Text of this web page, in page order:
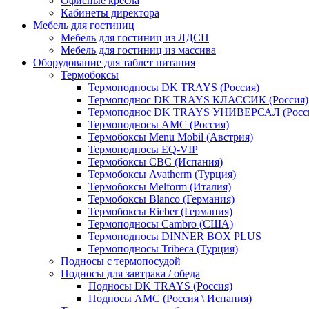
Кабинеты директора
Мебель для гостиниц
Мебель для гостиниц из ЛДСП
Мебель для гостиниц из массива
Оборудование для таблет питания
Термобоксы
Термоподносы DK TRAYS (Россия)
Термоподнос DK TRAYS КЛАССИК (Россия)
Термоподнос DK TRAYS УНИВЕРСАЛ
Термоподносы AMC (Россия)
Термобоксы Menu Mobil (Австрия)
Термоподносы EQ-VIP
Термобоксы CBC (Испания)
Термобоксы Avatherm (Турция)
Термобоксы Melform (Италия)
Термобоксы Blanco (Германия)
Термобоксы Rieber (Германия)
Термоподносы Cambro (США)
Термоподносы DINNER BOX PLUS
Термоподносы Tribeca (Турция)
Подносы с термопосудой
Подносы для завтрака / обеда
Подносы DK TRAYS (Россия)
Подносы AMC (Россия \ Испания)